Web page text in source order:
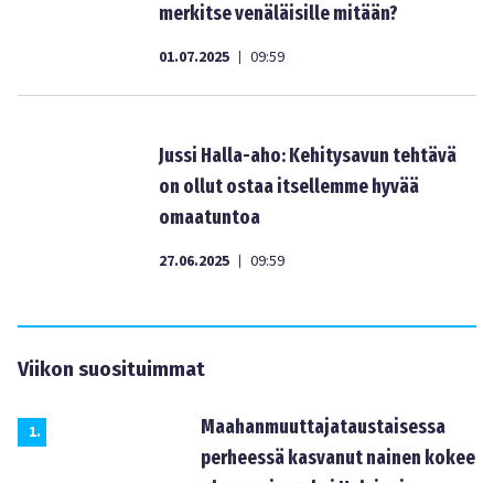
merkitse venäläisille mitään?
01.07.2025 | 09:59
Jussi Halla-aho: Kehitysavun tehtävä
on ollut ostaa itsellemme hyvää
omaatuntoa
27.06.2025 | 09:59
Viikon suosituimmat
1.
Maahanmuuttajataustaisessa
perheessä kasvanut nainen kokee